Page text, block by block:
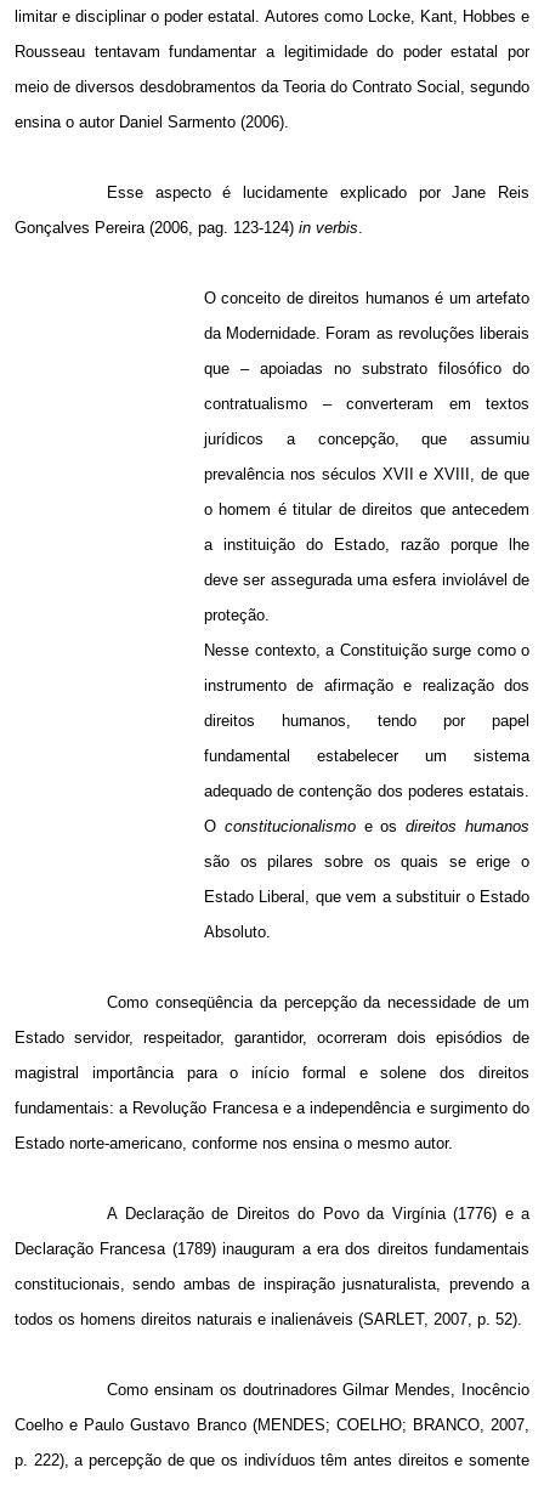
limitar e disciplinar o poder estatal. Autores como Locke, Kant, Hobbes e
Rousseau tentavam fundamentar a legitimidade do poder estatal por
meio de diversos desdobramentos da Teoria do Contrato Social, segundo
ensina o autor Daniel Sarmento (2006).
Esse aspecto é lucidamente explicado por Jane Reis
Gonçalves Pereira (2006, pag. 123-124) in verbis.
O conceito de direitos humanos é um artefato
da Modernidade. Foram as revoluções liberais
que – apoiadas no substrato filosófico do
contratualismo – converteram em textos
jurídicos a concepção, que assumiu
prevalência nos séculos XVII e XVIII, de que
o homem é titular de direitos que antecedem
a instituição do Estado, razão porque lhe
deve ser assegurada uma esfera inviolável de
proteção.
Nesse contexto, a Constituição surge como o
instrumento de afirmação e realização dos
direitos humanos, tendo por papel
fundamental estabelecer um sistema
adequado de contenção dos poderes estatais.
O constitucionalismoe osdireitos humanos
são os pilares sobre os quais se erige o
Estado Liberal, que vem a substituir o Estado
Absoluto.
Como conseqüência da percepção da necessidade de um
Estado servidor, respeitador, garantidor, ocorreram dois episódios de
magistral importância para o início formal e solene dos direitos
fundamentais: a Revolução Francesa e a independência e surgimento do
Estado norte-americano, conforme nos ensina o mesmo autor.
A Declaração de Direitos do Povo da Virgínia (1776) e a
Declaração Francesa (1789) inauguram a era dos direitos fundamentais
constitucionais, sendo ambas de inspiração jusnaturalista, prevendo a
todos os homens direitos naturais e inalienáveis (SARLET, 2007, p. 52).
Como ensinam os doutrinadores Gilmar Mendes, Inocêncio
Coelho e Paulo Gustavo Branco (MENDES; COELHO; BRANCO, 2007,
p. 222), a percepção de que os indivíduos têm antes direitos e somente